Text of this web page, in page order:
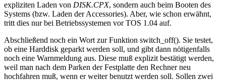
expliziten Laden von DISK.CPX, sondern auch beim Booten des
Systems (bzw. Laden der Accessories). Aber, wie schon erwähnt,
tritt dies nur bei Betriebssystemen vor TOS 1.04 auf.
Abschließend noch ein Wort zur Funktion switch_off(). Sie testet,
ob eine Harddisk geparkt werden soll, und gibt dann nötigenfalls
noch eine Warnmeldung aus. Diese muß explizit bestätigt werden,
weil man nach dem Parken der Festplatte den Rechner neu
hochfahren muß, wenn er weiter benutzt werden soll. Sollen zwei